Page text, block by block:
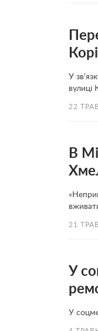
У
вулиці
22
В
21
У
У